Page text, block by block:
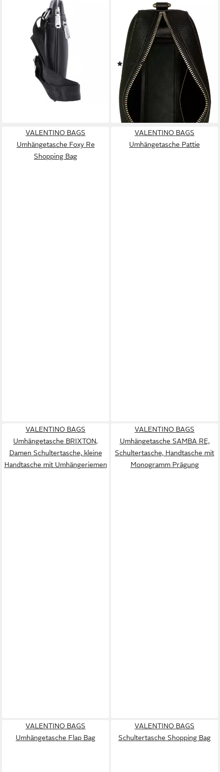
VALENTINO BAGS
Umhängetasche Marnier,
Polyurethan
ab 54,40 €
85,00 €
lieferbar - in 2-3 Werktagen bei dir
VALENTINO BAGS
Mini Bag ALEXIA, Damen
Handtasche, Schultertasche,
Umhängetasche mit Logo-
Emblem
ab 84,07 € 119,99 €
-30%
lieferbar - in 2-3 Werktagen bei dir
+4
VALENTINO BAGS
Umhängetasche Foxy Re
Shopping Bag
VALENTINO BAGS
Umhängetasche Pattie
VALENTINO BAGS
Umhängetasche BRIXTON,
Damen Schultertasche, kleine
Handtasche mit Umhängeriemen
VALENTINO BAGS
Umhängetasche SAMBA RE,
Schultertasche, Handtasche mit
Monogramm Prägung
VALENTINO BAGS
Umhängetasche Flap Bag
VALENTINO BAGS
Schultertasche Shopping Bag